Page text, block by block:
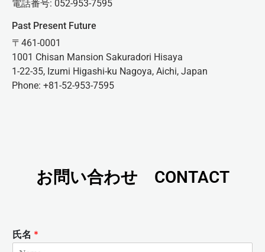
電話番号: 052-953-7595
Past Present Future
〒461-0001
1001 Chisan Mansion Sakuradori Hisaya
1-22-35, Izumi Higashi-ku Nagoya, Aichi, Japan
Phone: +81-52-953-7595
お問い合わせ CONTACT
氏名 *